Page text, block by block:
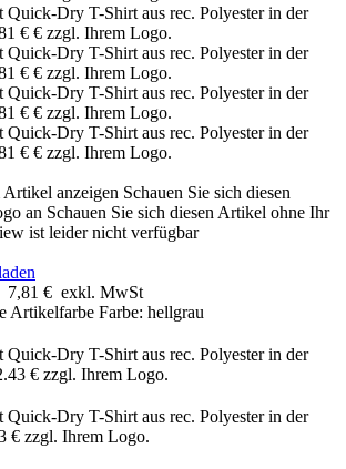
anzeigen Schauen Sie sich diesen
an Schauen Sie sich diesen Artikel ohne Ihr
ist leider nicht verfügbar
7,81 € exkl. MwSt
Artikelfarbe Farbe: hellgrau